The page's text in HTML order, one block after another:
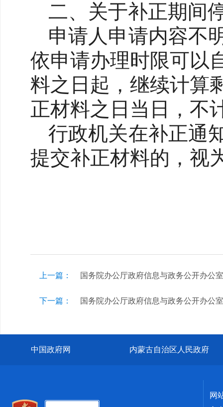
二、关于补正期间
申请人申请内容不
依申请办理时限可以
料之日起，继续计算
正材料之日当日，不
行政机关在补正通
提交补正材料的，视
上一篇： 国务院办公厅政府信息与政务公开办公
下一篇： 国务院办公厅政府信息与政务公开办公
中国政府网 内蒙古自治区人民政府
网